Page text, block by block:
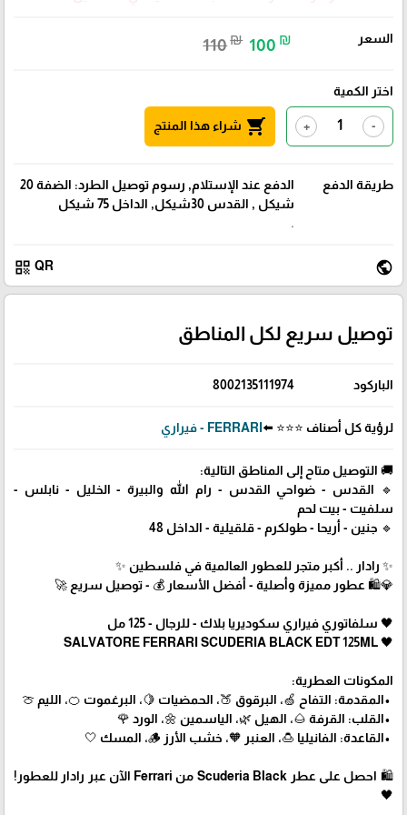
السعر 110₪ 100 ₪
اختر الكمية
-
+
shopping_cart شراء هذا المنتج
طريقة الدفع
الدفع عند الإستلام, رسوم توصيل الطرد: الضفة 20
شيكل , القدس 30شيكل, الداخل 75 شيكل
.
public
QR
qr_code
توصيل سريع لكل المناطق
الباركود 8002135111974
لرؤية كل أصناف ⭐⭐⭐ ⬅️ FERRARI - فيراري
🚚 التوصيل متاح إلى المناطق التالية:
🔹 القدس - ضواحي القدس - رام الله والبيرة - الخليل - نابلس -
سلفيت - بيت لحم
🔹 جنين - أريحا - طولكرم - قلقيلية - الداخل 48
✨ رادار .. أكبر متجر للعطور العالمية في فلسطين ✨
💎🛍️ عطور مميزة وأصلية - أفضل الأسعار 💰 - توصيل سريع 🚀
🖤 سلفاتوري فيراري سكوديريا بلاك - للرجال - 125 مل
🖤 SALVATORE FERRARI SCUDERIA BLACK EDT 125ML
المكونات العطرية:
•المقدمة: التفاح 🍏، البرقوق 🍑، الحمضيات 🍋، البرغموت 🍊، الليم 🍈
•القلب: القرفة 🌰، الهيل 🌿، الياسمين 🌼، الورد 🌹
•القاعدة: الفانيليا 🍮، العنبر 🧡، خشب الأرز 🪵، المسك 🤍
🛍 احصل على عطر Scuderia Black من Ferrari الآن عبر رادار للعطور!
🖤